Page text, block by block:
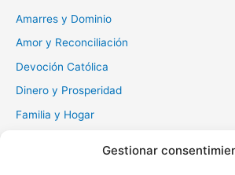
Gestionar
r
Amarres y Dominio
Amor y Reconciliación
Devoción Católica
Dinero y Prosperidad
Familia y Hogar